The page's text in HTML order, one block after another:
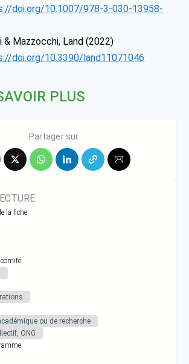
doi.org/10.1007/978-3-030-13958-
& Mazzocchi, Land (2022)
doi.org/10.3390/land11071046
PLUS
Partager sur
la fiche
ou de recherche
ONG